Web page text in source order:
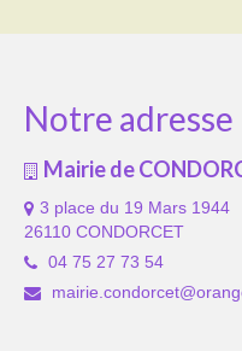
Notre adresse
Mairie de
3 place du 19 Mars 1944
26110 CONDORCET
04 75 27 73 54